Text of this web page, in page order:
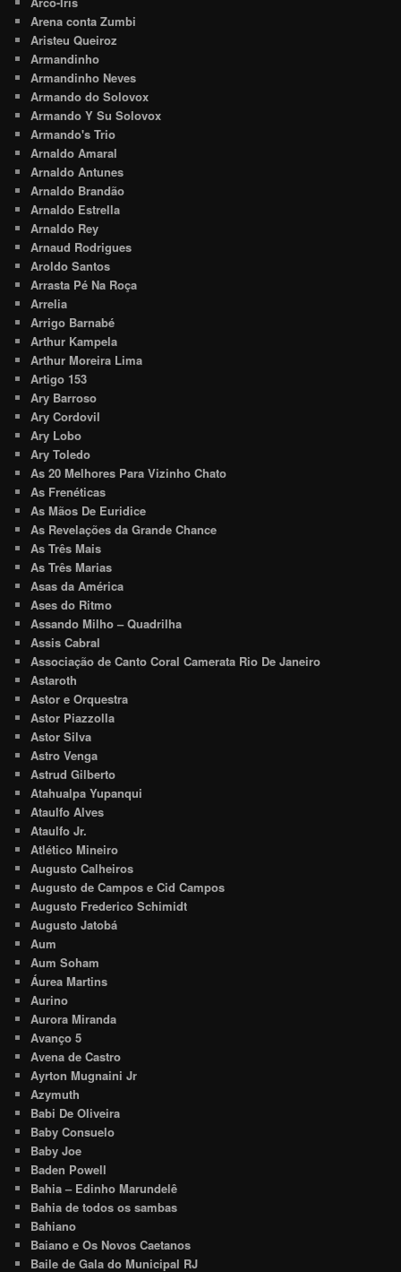
Arena conta Zumbi
Aristeu Queiroz
Armandinho
Armandinho Neves
Armando do Solovox
Armando Y Su Solovox
Armando's Trio
Arnaldo Amaral
Arnaldo Antunes
Arnaldo Brandão
Arnaldo Estrella
Arnaldo Rey
Arnaud Rodrigues
Aroldo Santos
Arrasta Pé Na Roça
Arrelia
Arrigo Barnabé
Arthur Kampela
Arthur Moreira Lima
Artigo 153
Ary Barroso
Ary Cordovil
Ary Lobo
Ary Toledo
As 20 Melhores Para Vizinho Chato
As Frenéticas
As Mãos De Euridice
As Revelações da Grande Chance
As Três Mais
As Três Marias
Asas da América
Ases do Ritmo
Assando Milho – Quadrilha
Assis Cabral
Associação de Canto Coral Camerata Rio De Janeiro
Astaroth
Astor e Orquestra
Astor Piazzolla
Astor Silva
Astro Venga
Astrud Gilberto
Atahualpa Yupanqui
Ataulfo Alves
Ataulfo Jr.
Atlético Mineiro
Augusto Calheiros
Augusto de Campos e Cid Campos
Augusto Frederico Schimidt
Augusto Jatobá
Aum
Aum Soham
Áurea Martins
Aurino
Aurora Miranda
Avanço 5
Avena de Castro
Ayrton Mugnaini Jr
Azymuth
Babi De Oliveira
Baby Consuelo
Baby Joe
Baden Powell
Bahia – Edinho Marundelê
Bahia de todos os sambas
Bahiano
Baiano e Os Novos Caetanos
Baile de Gala do Municipal RJ